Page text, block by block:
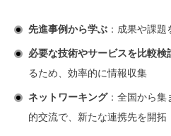
先進事例から学ぶ ：成果や課
必要な技術やサービスを比較検
るため、効率的に情報収集
ネットワーキング：全国から集
的交流で、新たな連携先を開拓